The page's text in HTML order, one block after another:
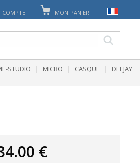
COMPTE MON PANIER
STUDIO | MICRO | CASQUE | DEEJAY
€